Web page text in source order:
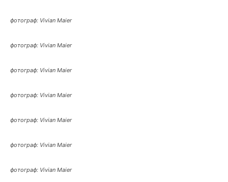
фотограф: Vivian Maier
фотограф: Vivian Maier
фотограф: Vivian Maier
фотограф: Vivian Maier
фотограф: Vivian Maier
фотограф: Vivian Maier
фотограф: Vivian Maier